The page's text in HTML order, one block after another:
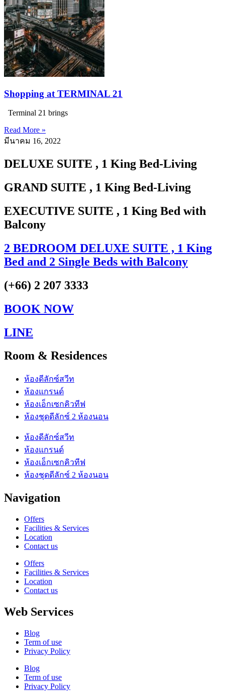
Shopping at TERMINAL 21
Terminal 21 brings
Read More »
มีนาคม 16, 2022
DELUXE SUITE , 1 King Bed-Living
GRAND SUITE , 1 King Bed-Living
EXECUTIVE SUITE , 1 King Bed with
Balcony
2 BEDROOM DELUXE SUITE , 1 King
Bed and 2 Single Beds with Balcony
(+66) 2 207 3333
BOOK NOW
LINE
Room & Residences
ห้องดีลักซ์สวีท
ห้องแกรนด์
ห้องเอ็กเซกคิวทีฟ
ห้องชุดดีลักซ์ 2 ห้องนอน
ห้องดีลักซ์สวีท
ห้องแกรนด์
ห้องเอ็กเซกคิวทีฟ
ห้องชุดดีลักซ์ 2 ห้องนอน
Navigation
Offers
Facilities & Services
Location
Contact us
Offers
Facilities & Services
Location
Contact us
Web Services
Blog
Term of use
Privacy Policy
Blog
Term of use
Privacy Policy